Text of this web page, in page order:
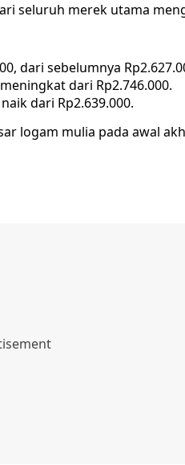
seluruh merek utama
dari sebelumnya
dari Rp2.746.000.
dari Rp2.639.000.
logam mulia pada awal